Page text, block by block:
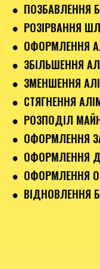
● ПОЗБАВЛЕННЯ
● РОЗІРВАННЯ
● ОФОРМЛЕННЯ
● ЗБІЛЬШЕННЯ
● ЗМЕНШЕННЯ
● СТЯГНЕННЯ
● РОЗПОДІЛ
● ОФОРМЛЕННЯ
● ОФОРМЛЕННЯ
● ОФОРМЛЕННЯ
● ВІДНОВЛЕННЯ